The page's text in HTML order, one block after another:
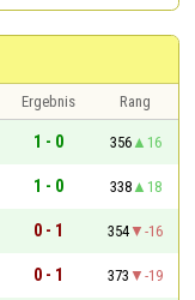
Ergebnis
Rang
1 - 0 356
16
1 - 0 338
18
0 - 1 354
-16
0 - 1 373
-19